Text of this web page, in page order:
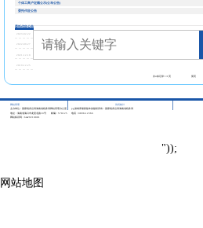
个体工商户定额公示(公布公告)
委托代征公告
委托代征公告
2023-02-22
2021-12-10
2019-12-25
共4条记录 1/1 页 第页
网站管理 | 访问统计 |
主办单位：国家税务总局海南省税务局网站管理办公室
pg游戏库最新版本的版权所有：国家税务总局海南省税务局
地址：海南省海口市龙昆北路10号
邮编：570125
电话：0898-12366
网站标识码：bm29210001
"));
网站地图